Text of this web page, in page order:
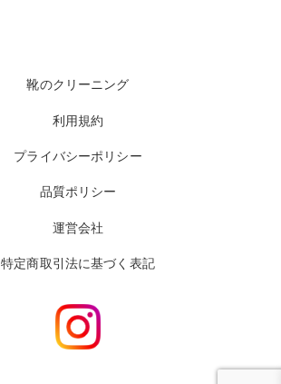
靴のクリーニング
利用規約
プライバシーポリシー
品質ポリシー
運営会社
特定商取引法に基づく表記